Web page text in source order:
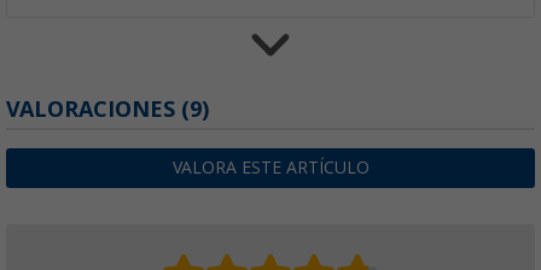
Cuchara para pasta Berger de silicona/
2,99€PVP5, 99€
VALORACIONES (9)
VALORA ESTE ARTÍCULO